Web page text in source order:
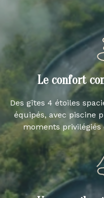
Le confort
Des gîtes 4 étoiles
équipés, avec piscine
moments